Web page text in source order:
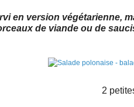
en version végétarienne,
de viande ou de
2